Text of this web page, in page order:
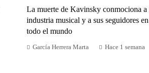
La muerte de Kavinsky conmociona a
industria musical y a sus seguidores en
todo el mundo
García Herrera Marta Hace 1 semana